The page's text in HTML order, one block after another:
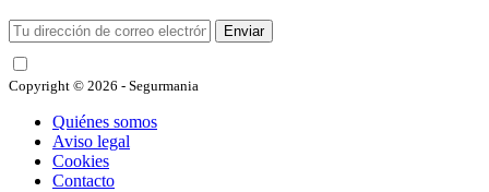
Enviar
Copyright © 2026 - Segurmania
Quiénes somos
Aviso legal
Cookies
Contacto